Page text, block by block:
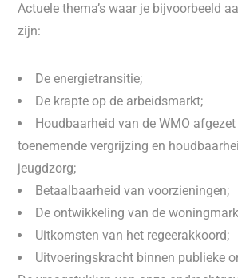
Actuele thema’s waar je bijvoorbeeld
zijn:
De energietransitie;
De krapte op de arbeidsmarkt;
Houdbaarheid van de WMO
toenemende vergrijzing en
jeugdzorg;
Betaalbaarheid van voorzieningen;
De ontwikkeling van de
Uitkomsten van het regeerakkoord;
Uitvoeringskracht binnen publieke